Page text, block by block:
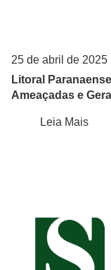
25 de abril de 2025
Litoral
Ameaçadas e
Leia Mais